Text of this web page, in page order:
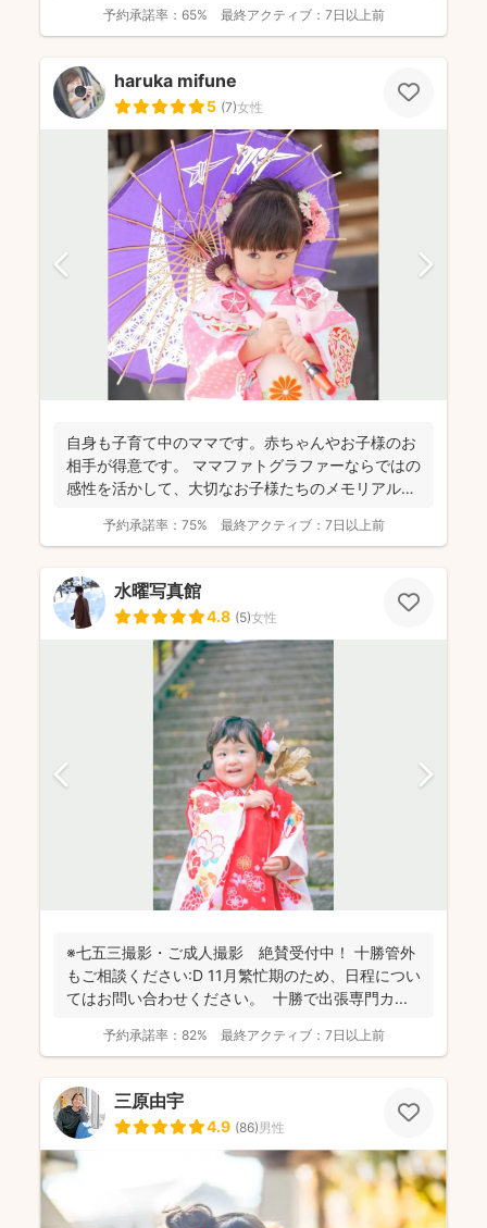
予約承諾率： 65% 最終アクティブ： 7日以上前
haruka mifune
5 (7)女性
自身も子育て中のママです。赤ちゃんやお子様のお
相手が得意です。 ママファトグラファーならではの
感性を活かして、大切なお子様たちのメモリアルシ
予約承諾率： 75% 最終アクティブ： 7日以上前
水曜写真館
4.8 (5)女性
※七五三撮影・ご成人撮影 絶賛受付中！ 十勝管外
もご相談ください:D 11月繁忙期のため、日程につい
てはお問い合わせください。 十勝で出張専門カ...
予約承諾率： 82% 最終アクティブ： 7日以上前
三原由宇
4.9 (86)男性